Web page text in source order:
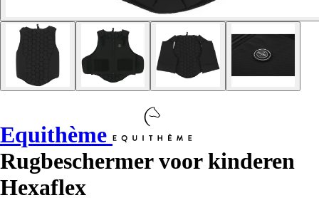
Equithème
Rugbeschermer voor kinderen
Hexaflex